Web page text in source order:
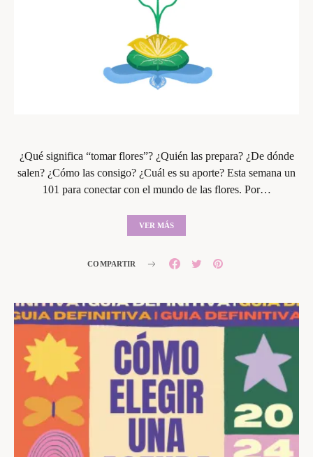
¿Qué significa “tomar flores”? ¿Quién las prepara? ¿De dónde
salen? ¿Cómo las consigo? ¿Cuál es su aporte? Esta semana un
101 para conectar con el mundo de las flores. Por…
VER MÁS
COMPARTIR